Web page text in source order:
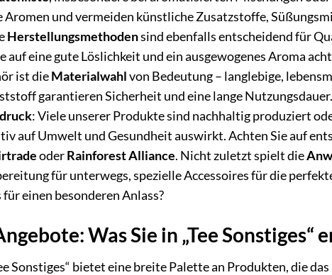
Aromen und vermeiden künstliche Zusatzstoffe,
Herstellungsmethodensind ebenfalls entscheidend für
auf eine gute Löslichkeit und ein ausgewogenes Aroma
ist dieMaterialwahlvon Bedeutung – langlebige,
garantieren Sicherheit und eine lange
: Viele unserer Produkte sind nachhaltig produziert
auf Umwelt und Gesundheit auswirkt. Achten Sie auf
oderRainforest Alliance. Nicht zuletzt spielt die
für unterwegs, spezielle Accessoires für die
einen besonderen Anlass?
Was Sie in „Tee Sonstiges“
Sonstiges“ bietet eine breite Palette an Produkten, die